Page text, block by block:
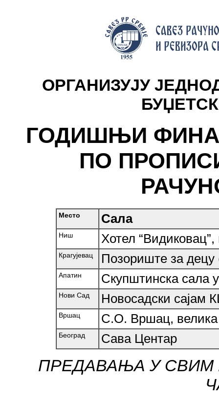
ОРГАНИЗУЈУ
ГОДИШЊИ
ПО
Место Сала
Ниш Хотел
Крагујевац Позориште за децу
Апатин Скупштинска сала
Нови Сад Новосадски сајам
Вршац С.О. Вршац, велика
Београд Сава Центар
ПРЕДАВАЊА У СВИМ